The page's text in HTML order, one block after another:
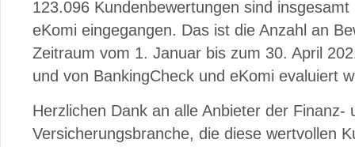
123.096 Kundenbewertungen sind
eKomi eingegangen. Das ist die Anzahl an
Zeitraum vom 1. Januar bis zum 30. April
und von BankingCheck und eKomi evaluiert
Herzlichen Dank an alle Anbieter der Finanz-
Versicherungsbranche, die diese wertvollen